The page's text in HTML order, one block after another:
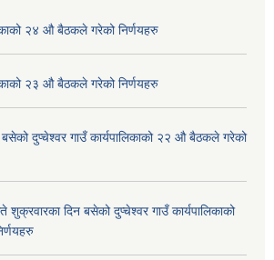
२४ औ बैठकले गरेको निर्णयहरु
२३ औ बैठकले गरेको निर्णयहरु
दुप्चेश्वर गाउँ कार्यपालिकाको २२ औ बैठकले गरेको
दिन बसेको दुप्चेश्वर गाउँ कार्यपालिकाको